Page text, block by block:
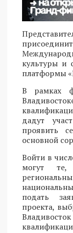
культуры и
платформы
В рамках
дадут
проявить
основной
Войти в
могут
подать
проекта,